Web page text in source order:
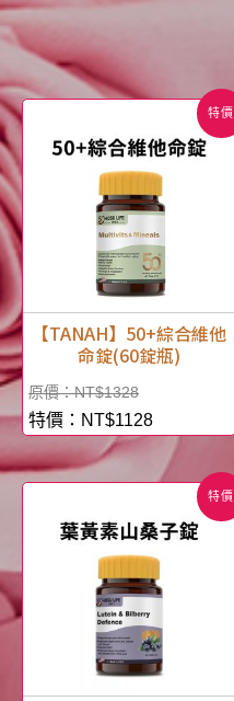
特價
【TANAH】50+綜合維他
命錠(60錠瓶)
NT$1328
NT$1128
特價